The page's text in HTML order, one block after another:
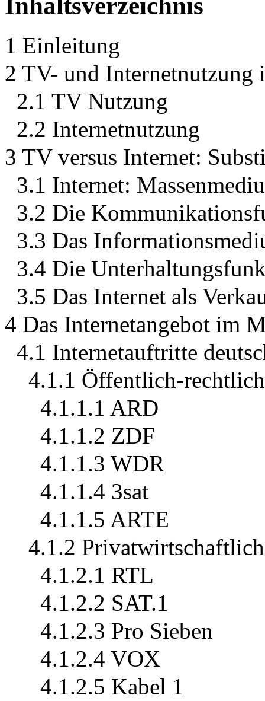
Inhaltsverzeichnis
1 Einleitung
2 TV- und Internetnutzung
2.1 TV Nutzung
2.2 Internetnutzung
3 TV versus Internet:
3.1 Internet:
3.2 Die
3.3 Das
3.4 Die
3.5 Das Internet als
4 Das Internetangebot im
4.1 Internetauftritte
4.1.1 Öffentlich-
4.1.1.1 ARD
4.1.1.2 ZDF
4.1.1.3 WDR
4.1.1.4 3sat
4.1.1.5 ARTE
4.1.2
4.1.2.1 RTL
4.1.2.2 SAT.1
4.1.2.3 Pro Sieben
4.1.2.4 VOX
4.1.2.5 Kabel 1